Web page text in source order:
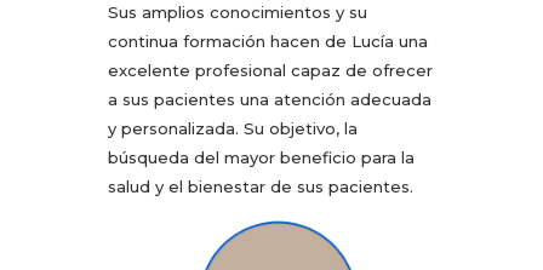
Sus amplios conocimientos y su
continua formación hacen de Lucía una
excelente profesional capaz de ofrecer
a sus pacientes una atención adecuada
y personalizada. Su objetivo, la
búsqueda del mayor beneficio para la
salud y el bienestar de sus pacientes.